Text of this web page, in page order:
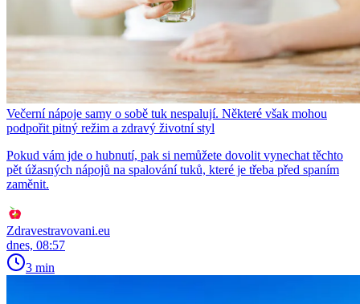
Večerní nápoje samy o sobě tuk nespalují. Některé však mohou
podpořit pitný režim a zdravý životní styl
Pokud vám jde o hubnutí, pak si nemůžete dovolit vynechat těchto
pět úžasných nápojů na spalování tuků, které je třeba před spaním
zaměnit.
Zdravestravovani.eu
dnes, 08:57
3 min